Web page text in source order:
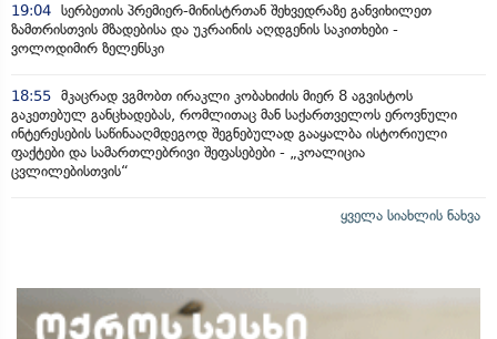
19:04 სერბეთის პრემიერ-მინისტრთან შეხვედრაზე განვიხილეთ
ზამთრისთვის მზადებისა და უკრაინის აღდგენის საკითხები -
ვოლოდიმირ ზელენსკი
18:55 მკაცრად ვგმობთ ირაკლი კობახიძის მიერ 8 აგვისტოს
გაკეთებულ განცხადებას, რომლითაც მან საქართველოს ეროვნული
ინტერესების საწინააღმდეგოდ შეგნებულად გააყალბა ისტორიული
ფაქტები და სამართლებრივი შეფასებები - „კოალიცია
ცვლილებისთვის“
ყველა სიახლის ნახვა